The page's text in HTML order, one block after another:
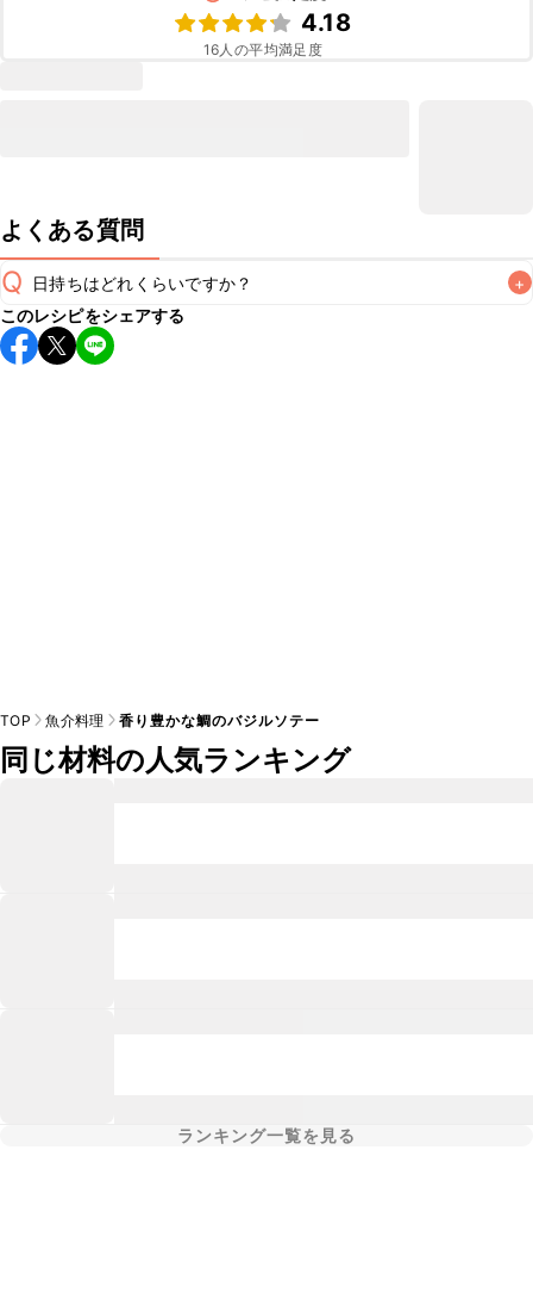
4.18
16人の平均満足度
よくある質問
Q 日持ちはどれくらいですか？ +
保存期間は冷蔵で翌日中が目安です。なるべくお早めにお召
し上がりください。
このレシピをシェアする
TOP 魚介料理 香り豊かな鯛のバジルソテー
同じ材料の人気ランキング
ランキング一覧を見る